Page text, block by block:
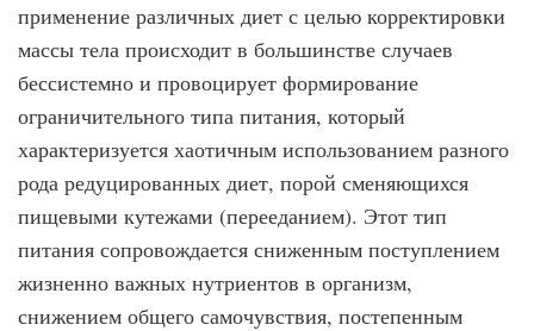
применение различных диет с целью корректировки
массы тела происходит в большинстве случаев
бессистемно и провоцирует формирование
ограничительного типа питания, который
характеризуется хаотичным использованием разного
рода редуцированных диет, порой сменяющихся
пищевыми кутежами (перееданием). Этот тип
питания сопровождается сниженным поступлением
жизненно важных нутриентов в организм,
снижением общего самочувствия, постепенным